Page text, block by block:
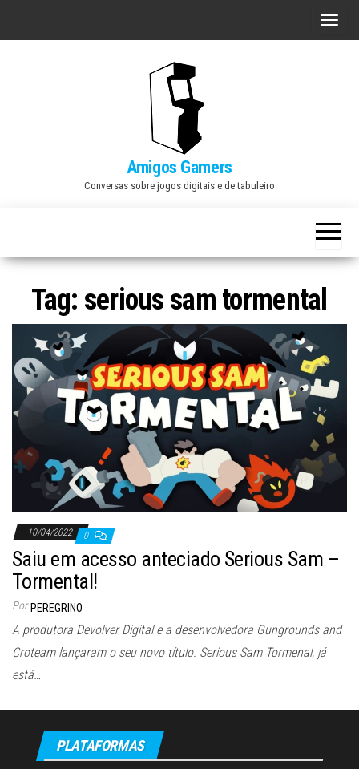
A
a
v
ã
o
Amigos Gamers
Conversas sobre jogos digitais e de tabuleiro
Tag: serious sam tormental
10/04/2022 0
Saiu em acesso anteciado Serious Sam –
Tormental!
Por PEREGRINO
A produtora Devolver Digital e a desenvolvedora Gungrounds and
Croteam lançaram o seu novo título. Serious Sam Tormenal, já
está…
PLATAFORMAS